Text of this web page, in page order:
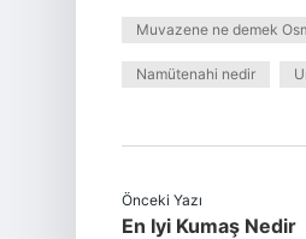
Muvazene ne demek
Namütenahi nedir
Önceki Yazı
En Iyi Kumaş Nedir